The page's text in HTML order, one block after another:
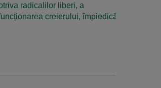
radicalilor liberi, a
creierului, împiedică